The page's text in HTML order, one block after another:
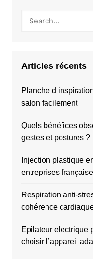
Articles récents
Planche d
salon facilement
Quels bénéfices
gestes et postures ?
Injection plastique
entreprises
Respiration anti-
cohérence
Epilateur electrique
choisir l’appareil